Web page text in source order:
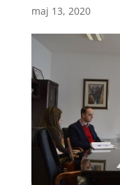
maj 13, 2020